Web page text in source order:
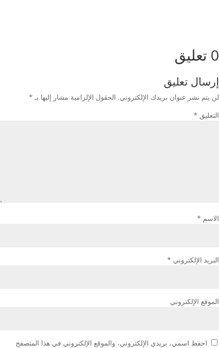
0 تعليق
إرسال تعليق
لن يتم نشر عنوان بريدك الإلكتروني. الحقول الإلزامية مشار إليها بـ *
التعليق *
الاسم *
البريد الإلكتروني *
الموقع الإلكتروني
احفظ اسمي، بريدي الإلكتروني، والموقع الإلكتروني في هذا المتصفح